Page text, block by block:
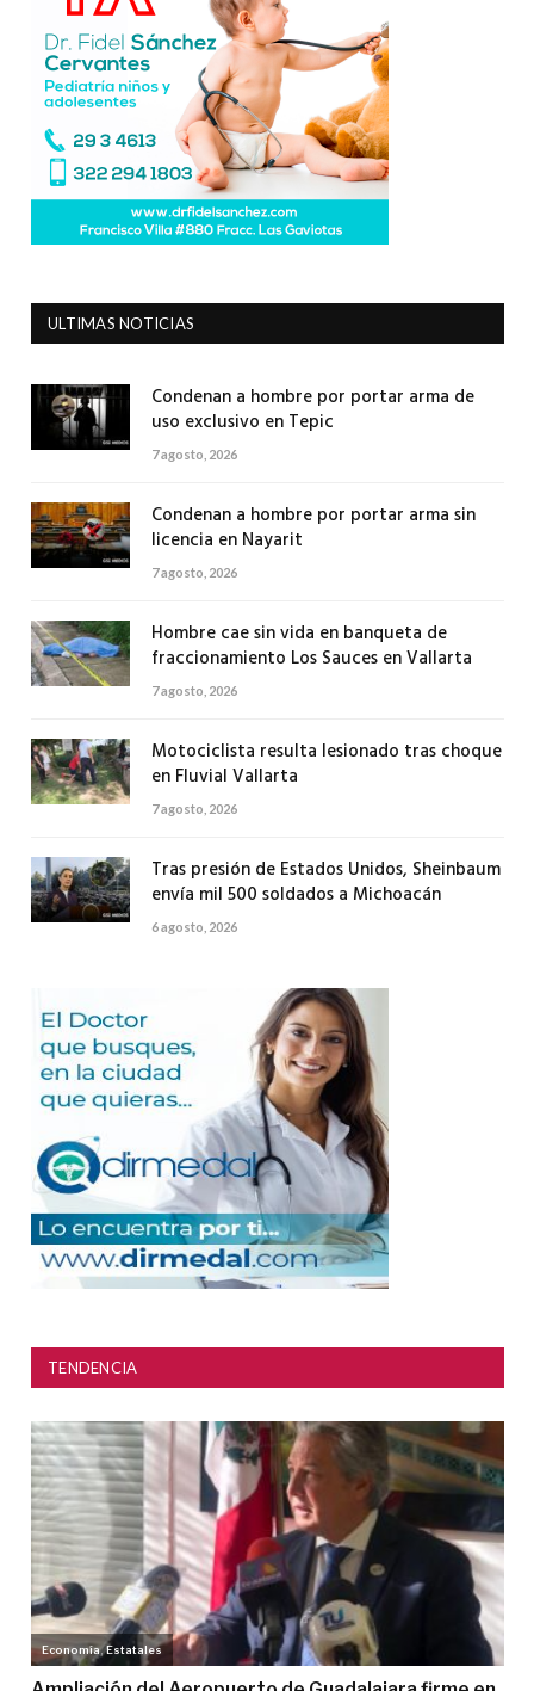
ULTIMAS NOTICIAS
Condenan a hombre por portar arma de
uso exclusivo en Tepic
7 agosto, 2026
Condenan a hombre por portar arma sin
licencia en Nayarit
7 agosto, 2026
Hombre cae sin vida en banqueta de
fraccionamiento Los Sauces en Vallarta
7 agosto, 2026
Motociclista resulta lesionado tras choque
en Fluvial Vallarta
7 agosto, 2026
Tras presión de Estados Unidos, Sheinbaum
envía mil 500 soldados a Michoacán
6 agosto, 2026
TENDENCIA